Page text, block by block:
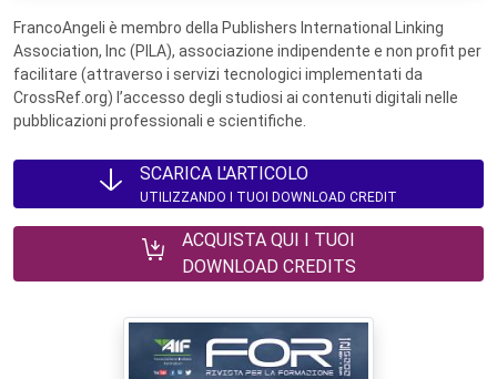
FrancoAngeli è membro della Publishers International Linking
Association, Inc (PILA), associazione indipendente e non profit per
facilitare (attraverso i servizi tecnologici implementati da
CrossRef.org) l’accesso degli studiosi ai contenuti digitali nelle
pubblicazioni professionali e scientifiche.
SCARICA L'ARTICOLO
UTILIZZANDO I TUOI DOWNLOAD CREDIT
ACQUISTA QUI I TUOI
DOWNLOAD CREDITS